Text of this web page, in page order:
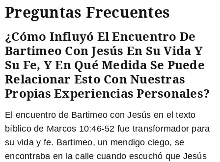
Preguntas Frecuentes
¿Cómo Influyó El Encuentro De
Bartimeo Con Jesús En Su Vida Y
Su Fe, Y En Qué Medida Se Puede
Relacionar Esto Con Nuestras
Propias Experiencias Personales?
El encuentro de Bartimeo con Jesús en el texto
bíblico de Marcos 10:46-52 fue transformador para
su vida y fe. Bartimeo, un mendigo ciego, se
encontraba en la calle cuando escuchó que Jesús